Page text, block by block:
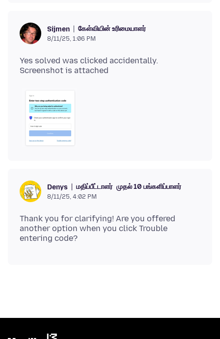
Sijmen கேள்வியின் உரிமையாளர்
8/11/25, 1:06 PM
Yes solved was clicked accidentally.
Denys மதிப்பீட்டாளர் முதல் 10 பங்களிப்பாளர்
8/11/25, 4:02 PM
Thank you for clarifying! Are you offered
another option when you click Trouble